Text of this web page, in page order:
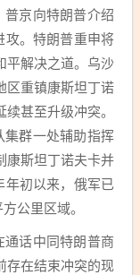
京向特朗普介绍
攻。特朗普重申将
平解决之道。乌沙
区重镇康斯坦丁诺
甚至升级冲突。
集群一处辅助指挥
康斯坦丁诺夫卡并
年初以来，俄军已
公里区域。
话中同特朗普商
存在结束冲突的现